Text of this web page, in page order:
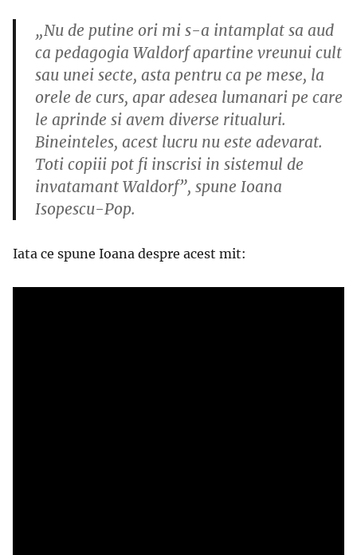
„Nu de putine ori mi s-a intamplat sa aud
ca pedagogia Waldorf apartine vreunui cult
sau unei secte, asta pentru ca pe mese, la
orele de curs, apar adesea lumanari pe care
le aprinde si avem diverse ritualuri.
Bineinteles, acest lucru nu este adevarat.
Toti copiii pot fi inscrisi in sistemul de
invatamant Waldorf”, spune Ioana
Isopescu-Pop.
Iata ce spune Ioana despre acest mit: